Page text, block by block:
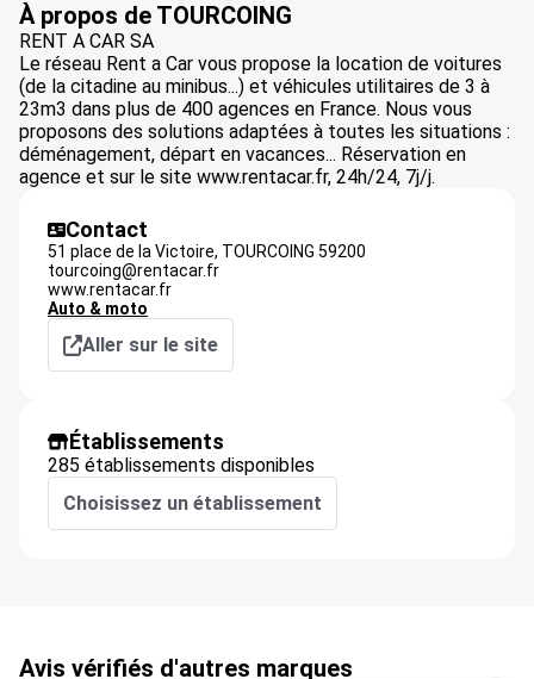
À propos de TOURCOING
RENT A CAR SA
Le réseau Rent a Car vous propose la location de voitures
(de la citadine au minibus...) et véhicules utilitaires de 3 à
23m3 dans plus de 400 agences en France. Nous vous
proposons des solutions adaptées à toutes les situations :
déménagement, départ en vacances... Réservation en
agence et sur le site www.rentacar.fr, 24h/24, 7j/j.
Contact
51 place de la Victoire, TOURCOING 59200
tourcoing@rentacar.fr
www.rentacar.fr
Auto & moto
Aller sur le site
Établissements
285 établissements disponibles
Choisissez un établissement
Avis vérifiés d'autres marques